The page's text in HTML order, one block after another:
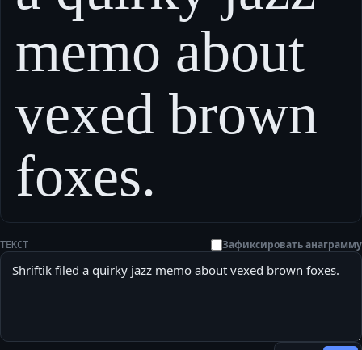
memo about
vexed brown
foxes.
ТЕКСТ Зафиксировать анаграмму